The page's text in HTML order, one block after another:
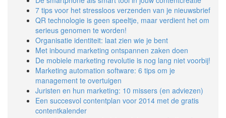
7 tips voor het stressloos verzenden van je nieuwsbrief
QR technologie is geen speeltje, maar verdient het om
serieus genomen te worden!
Organisatie identiteit: laat zien wie je bent
Met inbound marketing ontspannen zaken doen
De mobiele marketing revolutie is nog lang niet voorbij!
Marketing automation software: 6 tips om je
management te overtuigen
Juristen en hun marketing: 10 missers (en adviezen)
Een succesvol contentplan voor 2014 met de gratis
contentkalender